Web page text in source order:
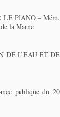
LE PIANO – Mém.
la Marne
DE L’EAU ET DE
publique du 20